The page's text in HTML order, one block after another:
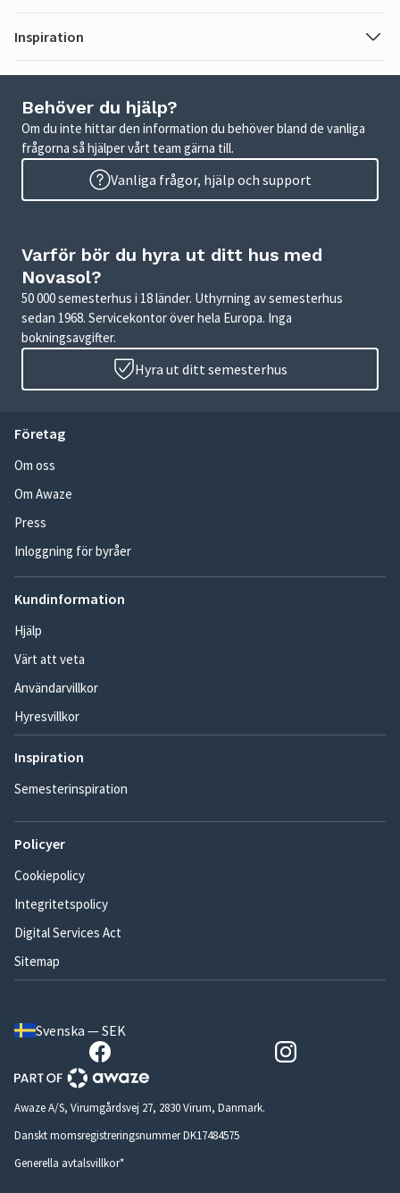
Inspiration
Behöver du hjälp?
Om du inte hittar den information du behöver bland de vanliga
frågorna så hjälper vårt team gärna till.
Vanliga frågor, hjälp och support
Varför bör du hyra ut ditt hus med
Novasol?
50 000 semesterhus i 18 länder. Uthyrning av semesterhus
sedan 1968. Servicekontor över hela Europa. Inga
bokningsavgifter.
Hyra ut ditt semesterhus
Företag
Om oss
Om Awaze
Press
Inloggning för byråer
Kundinformation
Hjälp
Värt att veta
Användarvillkor
Hyresvillkor
Inspiration
Semesterinspiration
Policyer
Cookiepolicy
Integritetspolicy
Digital Services Act
Sitemap
Svenska — SEK
Awaze A/S, Virumgårdsvej 27, 2830 Virum, Danmark.
Danskt momsregistreringsnummer DK17484575
Generella avtalsvillkor*